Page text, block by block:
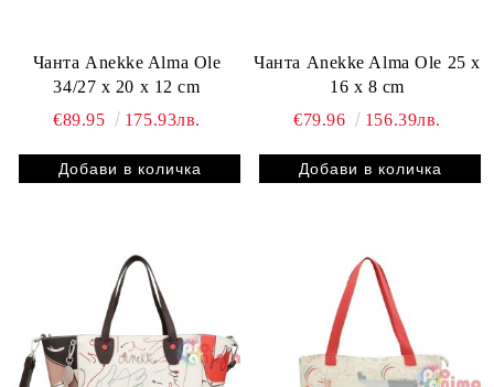
Чанта Anekke Alma Ole
34/27 x 20 x 12 cm
€89.95
175.93лв.
Чанта Anekke Alma Ole 25 x
16 x 8 cm
€79.96
156.39лв.